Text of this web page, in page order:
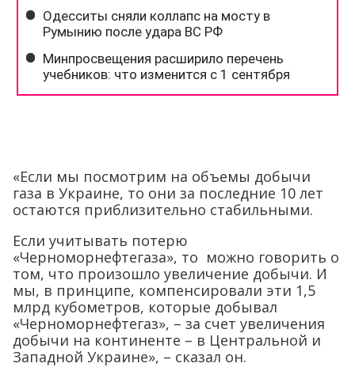
«Если мы посмотрим на объемы добычи
газа в Украине, то они за последние 10 лет
остаются приблизительно стабильными.
Если учитывать потерю
«Черноморнефтегаза», то можно говорить о
том, что произошло увеличение добычи. И
мы, в принципе, компенсировали эти 1,5
млрд кубометров, которые добывал
«Черноморнефтегаз», – за счет увеличения
добычи на континенте – в Центральной и
Западной Украине», – сказал он.